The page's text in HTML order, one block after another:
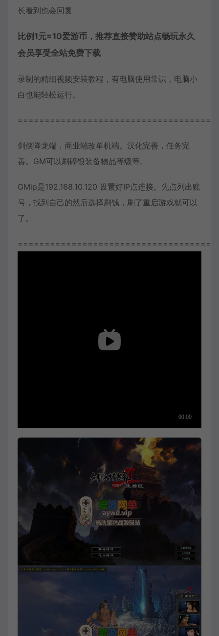
长看到也会回复
比例1元=10爱游币，推荐直接赞助站点畅玩永久
会员享受全站免费下载
录制的精细视频安装教程，有电脑使用常识，电脑小
白也能轻松运行。
剑侠降龙端，商业端改单机端。汉化完善，任务完
善。GM可以刷碎银装备物品等级等。
GMip是192.168.10.120 设置好IP点连接。先点列出账
号，找到自己的然后选择刷钱，刷了重启游戏就可以
了。